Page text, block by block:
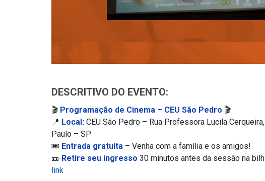
DESCRITIVO DO EVENTO:
🎬 Programação de Cinema – CEU São Pedro 🎬
📍 Local: CEU São Pedro – Rua Professora Lucila
Paulo – SP
🎟️ Entrada gratuita – Venha com a família e os amigos!
🎫 Retire seu ingresso 30 minutos antes da sessão na
link